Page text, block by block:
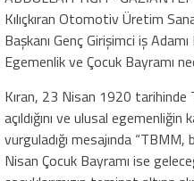
Kılıçkıran Otomotiv Üretim
Başkanı Genç Girişimci iş
Egemenlik ve Çocuk Bayramı
Kıran, 23 Nisan 1920
açıldığını ve ulusal
vurguladığı mesajında
Nisan Çocuk Bayramı ise